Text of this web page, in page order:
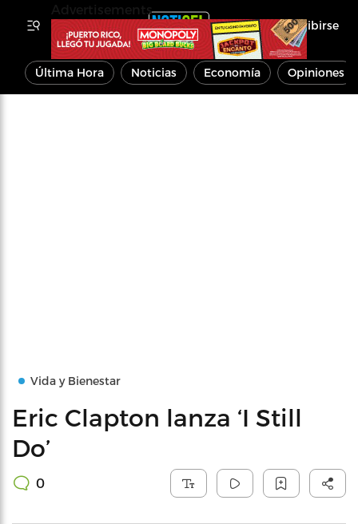
Inscribirse
Última Hora Noticias Economía Opiniones
Vida y Bienestar
Eric Clapton lanza ‘I Still
Do’
0
Advertisements